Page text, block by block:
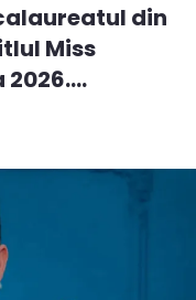
din
Miss
2026.